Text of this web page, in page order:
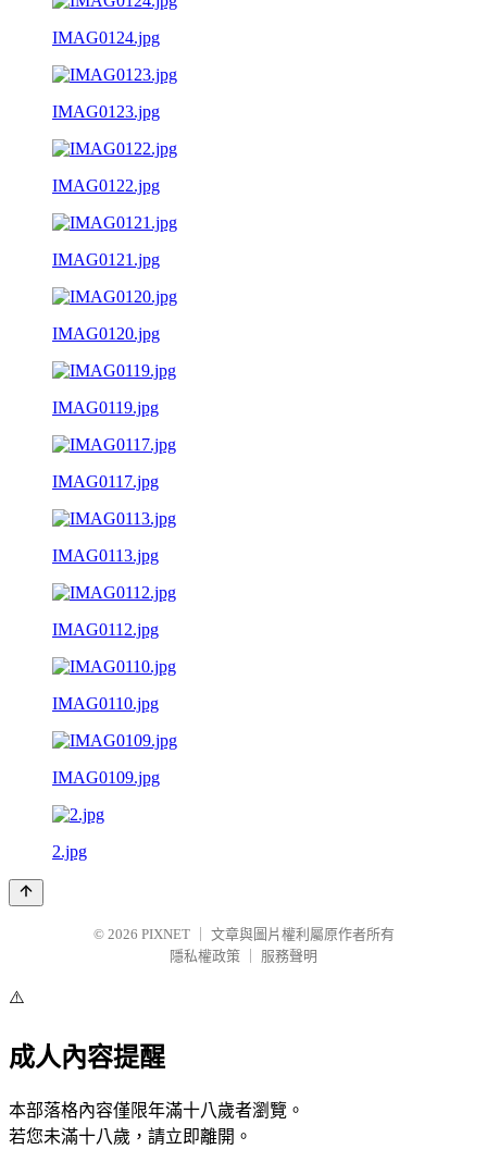
IMAG0124.jpg
IMAG0123.jpg
IMAG0122.jpg
IMAG0121.jpg
IMAG0120.jpg
IMAG0119.jpg
IMAG0117.jpg
IMAG0113.jpg
IMAG0112.jpg
IMAG0110.jpg
IMAG0109.jpg
2.jpg
© 2026 PIXNET
文章與圖片權利屬原作者所有
隱私權政策
服務聲明
⚠️
成人內容提醒
本部落格內容僅限年滿十八歲者瀏覽。
若您未滿十八歲，請立即離開。